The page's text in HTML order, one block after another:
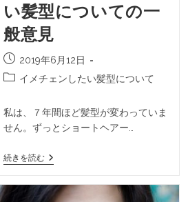
い髪型についての一
般意見
2019年6月12日
イメチェンしたい髪型について
私は、７年間ほど髪型が変わっていま
せん。ずっとショートヘアー…
続きを読む